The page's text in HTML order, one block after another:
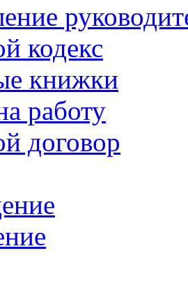
кодекс
книжки
работу
договор